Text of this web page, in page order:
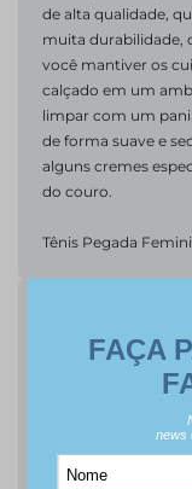
de alta qualidade,
muita durabilidade,
você mantiver os
calçado em um
limpar com um
de forma suave e
alguns cremes
do couro.
Tênis Pegada